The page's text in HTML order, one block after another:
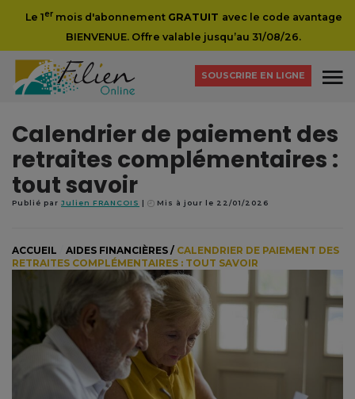
Le 1ermois d'abonnement GRATUIT avec le code avantage
BIENVENUE. Offre valable jusqu’au 31/08/26.
SOUSCRIRE EN LIGNE
Publié par Julien FRANCOIS Mis à jour le 22/01/2026
Calendrier de paiement des
retraites complémentaires :
tout savoir
ACCUEIL AIDES FINANCIÈRES / CALENDRIER DE PAIEMENT DES
RETRAITES COMPLÉMENTAIRES : TOUT SAVOIR